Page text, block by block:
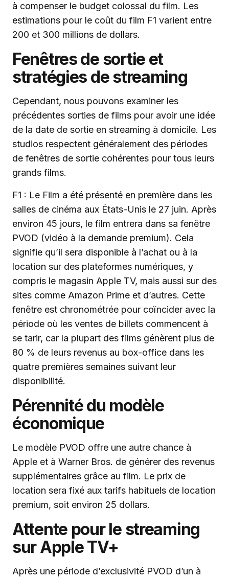
à compenser le budget colossal du film. Les
estimations pour le coût du film F1 varient entre
200 et 300 millions de dollars.
Fenêtres de sortie et
stratégies de streaming
Cependant, nous pouvons examiner les
précédentes sorties de films pour avoir une idée
de la date de sortie en streaming à domicile. Les
studios respectent généralement des périodes
de fenêtres de sortie cohérentes pour tous leurs
grands films.
F1 : Le Film a été présenté en première dans les
salles de cinéma aux États-Unis le 27 juin. Après
environ 45 jours, le film entrera dans sa fenêtre
PVOD (vidéo à la demande premium). Cela
signifie qu’il sera disponible à l’achat ou à la
location sur des plateformes numériques, y
compris le magasin Apple TV, mais aussi sur des
sites comme Amazon Prime et d’autres. Cette
fenêtre est chronométrée pour coïncider avec la
période où les ventes de billets commencent à
se tarir, car la plupart des films génèrent plus de
80 % de leurs revenus au box-office dans les
quatre premières semaines suivant leur
disponibilité.
Pérennité du modèle
économique
Le modèle PVOD offre une autre chance à
Apple et à Warner Bros. de générer des revenus
supplémentaires grâce au film. Le prix de
location sera fixé aux tarifs habituels de location
premium, soit environ 25 dollars.
Attente pour le streaming
sur Apple TV+
Après une période d’exclusivité PVOD d’un à